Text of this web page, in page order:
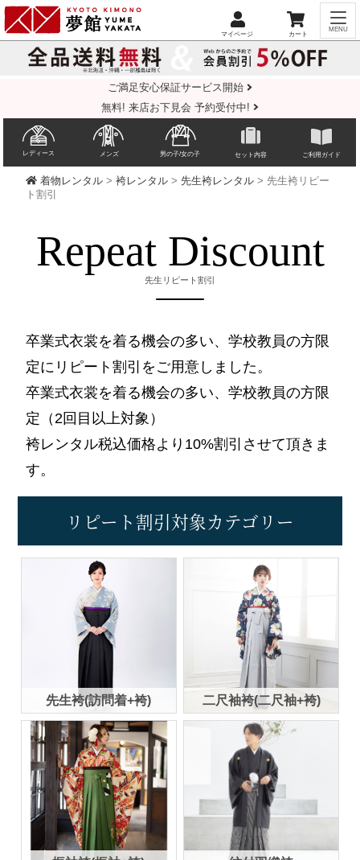
ご満足安心保証サービス開始
無料! 来店お下見会 予約受付中!
レディース メンズ 男の子/女の子 セット内容 ご利用ガイド
着物レンタル> 袴レンタル> 先生袴レンタル> 先生袴リピー
ト割引
Repeat Discount
先生リピート割引
卒業式衣裳を着る機会の多い、学校教員の方限
定にリピート割引をご用意しました。
卒業式衣裳を着る機会の多い、学校教員の方限
定（2回目以上対象）
袴レンタル税込価格より10%割引させて頂きま
す。
リピート割引対象カテゴリー
先生袴(訪問着+袴) 二尺袖袴(二尺袖+袴)